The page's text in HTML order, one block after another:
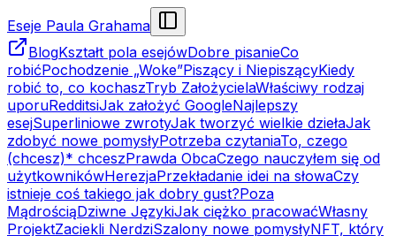
Eseje Paula Grahama
BlogKształt pola esejówDobre pisanieCo
robićPochodzenie „Woke”Piszący i NiepiszącyKiedy
robić to, co kochaszTryb ZałożycielaWłaściwy rodzaj
uporuRedditsiJak założyć GoogleNajlepszy
esejSuperliniowe zwrotyJak tworzyć wielkie dziełaJak
zdobyć nowe pomysłyPotrzeba czytaniaTo, czego
(chcesz)* chceszPrawda ObcaCzego nauczyłem się od
użytkownikówHerezjaPrzekładanie idei na słowaCzy
istnieje coś takiego jak dobry gust?Poza
MądrościąDziwne JęzykiJak ciężko pracowaćWłasny
ProjektZaciekli NerdziSzalony nowe pomysłyNFT, który